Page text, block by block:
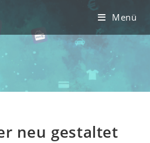
Menü
neu gestaltet